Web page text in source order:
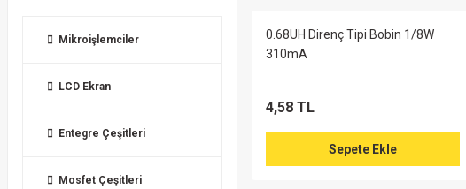
Mikroişlemciler
LCD Ekran
Entegre Çeşitleri
Mosfet Çeşitleri
0.68UH Direnç Tipi Bobin 1/8W
310mA
4,58 TL
Sepete Ekle